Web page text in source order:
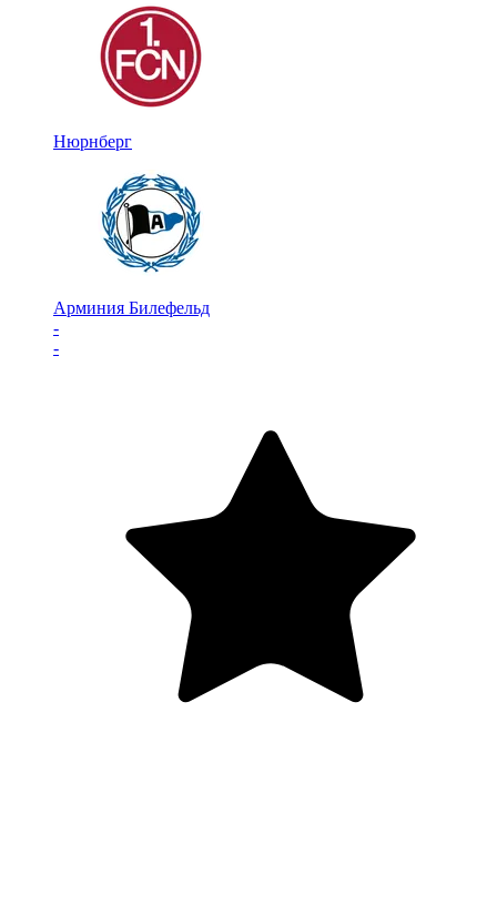
Нюрнберг
Арминия Билефельд
-
-